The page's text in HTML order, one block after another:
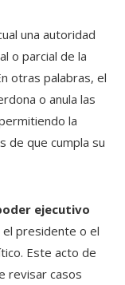
una autoridad
o parcial de la
otras palabras, el
o anula las
la
de que cumpla su
ejecutivo
presidente o el
Este acto de
revisar casos